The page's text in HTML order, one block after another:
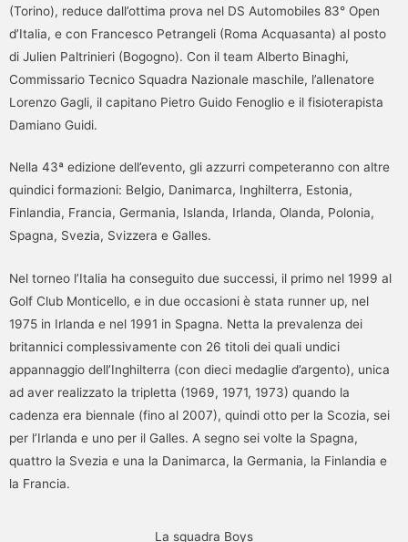
(Torino), reduce dall’ottima prova nel DS Automobiles 83° Open
d’Italia, e con Francesco Petrangeli (Roma Acquasanta) al posto
di Julien Paltrinieri (Bogogno). Con il team Alberto Binaghi,
Commissario Tecnico Squadra Nazionale maschile, l’allenatore
Lorenzo Gagli, il capitano Pietro Guido Fenoglio e il fisioterapista
Damiano Guidi.
Nella 43ª edizione dell’evento, gli azzurri competeranno con altre
quindici formazioni: Belgio, Danimarca, Inghilterra, Estonia,
Finlandia, Francia, Germania, Islanda, Irlanda, Olanda, Polonia,
Spagna, Svezia, Svizzera e Galles.
Nel torneo l’Italia ha conseguito due successi, il primo nel 1999 al
Golf Club Monticello, e in due occasioni è stata runner up, nel
1975 in Irlanda e nel 1991 in Spagna. Netta la prevalenza dei
britannici complessivamente con 26 titoli dei quali undici
appannaggio dell’Inghilterra (con dieci medaglie d’argento), unica
ad aver realizzato la tripletta (1969, 1971, 1973) quando la
cadenza era biennale (fino al 2007), quindi otto per la Scozia, sei
per l’Irlanda e uno per il Galles. A segno sei volte la Spagna,
quattro la Svezia e una la Danimarca, la Germania, la Finlandia e
la Francia.
La squadra Boys